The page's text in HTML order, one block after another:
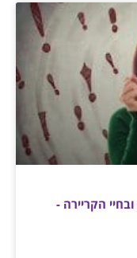
הקריירה -